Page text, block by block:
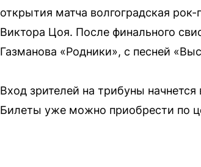
открытия матча волгоградская
Виктора Цоя. После финального
Газманова «Родники», с песней
Вход зрителей на трибуны
Билеты уже можно приобрести по